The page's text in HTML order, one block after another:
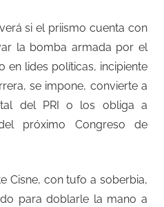
si el priismo cuenta con
la bomba armada por el
en lides políticas, incipiente
se impone, convierte a
del PRI o los obliga a
próximo Congreso de
Cisne, con tufo a soberbia,
para doblarle la mano a